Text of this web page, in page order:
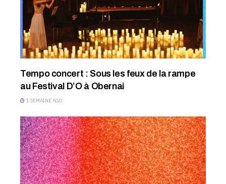
Tempo concert : Sous les feux de la rampe
au Festival D’O à Obernai
1 SEMAINE AGO